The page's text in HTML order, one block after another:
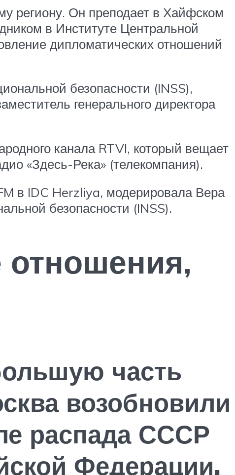
региону. Он преподает в Хайфском
в Институте Центральной
дипломатических отношений
безопасности (INSS),
генерального директора
канала RTVI, который вещает
«Здесь-Река» (телекомпания).
в IDC Herzliya, модерировала Вера
безопасности (INSS).
часть
возобновили
распада СССР
Федерации.